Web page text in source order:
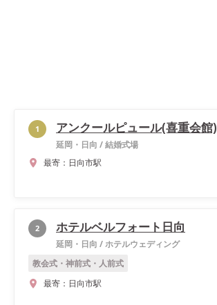
1
延岡・日向 /結婚式場
アンクールピュール(喜重会館)
最寄： 日向市駅
2
延岡・日向 /ホテルウェディング
ホテルベルフォート日向
教会式・神前式・人前式
最寄： 日向市駅